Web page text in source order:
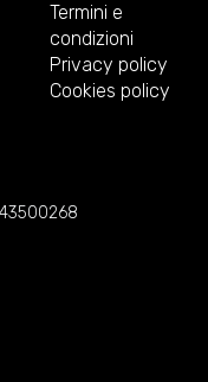
Termini e
condizioni
Privacy policy
Cookies policy